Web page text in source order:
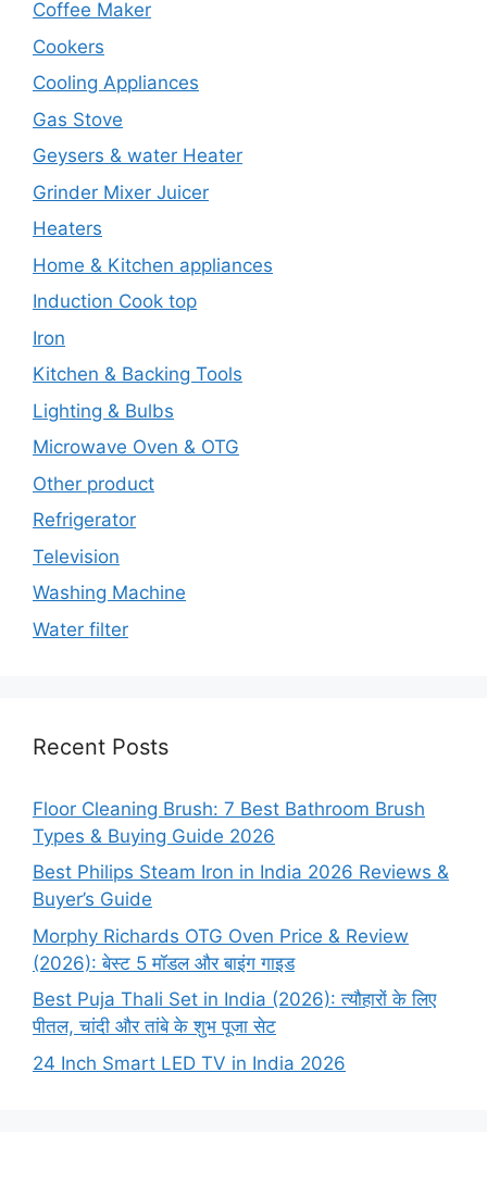
Coffee Maker
Cookers
Cooling Appliances
Gas Stove
Geysers & water Heater
Grinder Mixer Juicer
Heaters
Home & Kitchen appliances
Induction Cook top
Iron
Kitchen & Backing Tools
Lighting & Bulbs
Microwave Oven & OTG
Other product
Refrigerator
Television
Washing Machine
Water filter
Recent Posts
Floor Cleaning Brush: 7 Best Bathroom Brush
Types & Buying Guide 2026
Best Philips Steam Iron in India 2026 Reviews &
Buyer’s Guide
Morphy Richards OTG Oven Price & Review
(2026): बेस्ट 5 मॉडल और बाइंग गाइड
Best Puja Thali Set in India (2026): त्यौहारों के लिए
पीतल, चांदी और तांबे के शुभ पूजा सेट
24 Inch Smart LED TV in India 2026